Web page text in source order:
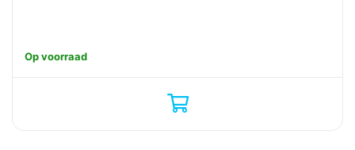
Op voorraad